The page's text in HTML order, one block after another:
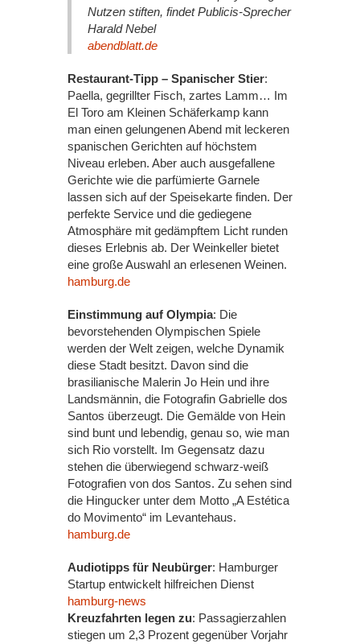
Nutzen stiften, findet Publicis-Sprecher
Harald Nebel
abendblatt.de
Restaurant-Tipp – Spanischer Stier:
Paella, gegrillter Fisch, zartes Lamm… Im
El Toro am Kleinen Schäferkamp kann
man einen gelungenen Abend mit leckeren
spanischen Gerichten auf höchstem
Niveau erleben. Aber auch ausgefallene
Gerichte wie die parfümierte Garnele
lassen sich auf der Speisekarte finden. Der
perfekte Service und die gediegene
Atmosphäre mit gedämpftem Licht runden
dieses Erlebnis ab. Der Weinkeller bietet
eine große Auswahl an erlesenen Weinen.
hamburg.de
Einstimmung auf Olympia: Die
bevorstehenden Olympischen Spiele
werden der Welt zeigen, welche Dynamik
diese Stadt besitzt. Davon sind die
brasilianische Malerin Jo Hein und ihre
Landsmännin, die Fotografin Gabrielle dos
Santos überzeugt. Die Gemälde von Hein
sind bunt und lebendig, genau so, wie man
sich Rio vorstellt. Im Gegensatz dazu
stehen die überwiegend schwarz-weiß
Fotografien von dos Santos. Zu sehen sind
die Hingucker unter dem Motto „A Estética
do Movimento“ im Levantehaus.
hamburg.de
Audiotipps für Neubürger: Hamburger
Startup entwickelt hilfreichen Dienst
hamburg-news
Kreuzfahrten legen zu: Passagierzahlen
stiegen um 2,3 Prozent gegenüber Vorjahr